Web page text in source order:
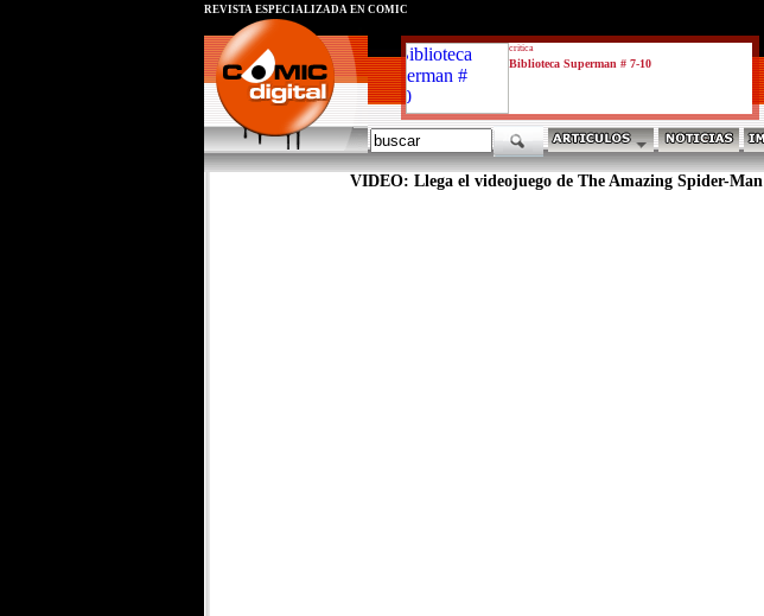
critica
Biblioteca Superman # 7-10
REVISTA ESPECIALIZADA EN CÓMIC
VIDEO: Llega el videojuego de The Amazing Spider-Man